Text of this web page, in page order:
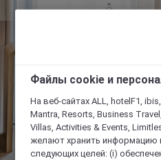
Файлы cookie и
На веб-сайтах ALL, hotelF1,
Mantra, Resorts, Business
Villas, Activities & Events,
желают хранить информацию
следующих целей: (i)